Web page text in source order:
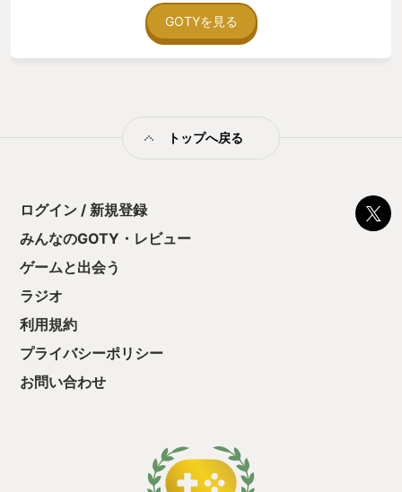
た系」企画だぜ。 冒険パートは連続切り・タメ技・回避行動の
シンプル操作。仲間の魔法アシストが攻略のカギだ。 ＨＰやМ
ムこそ少ないけれど（プレイ時間約２時間ほど）、“あの頃”の
ぜ！ 世代じゃなくても、サクッとプレイできるアクションゲー
ートもぶっちぎりだぜ！！」
GOTYを見る
トップへ戻る
ログイン / 新規登録
みんなのGOTY・レビュー
ゲームと出会う
ラジオ
利用規約
プライバシーポリシー
お問い合わせ